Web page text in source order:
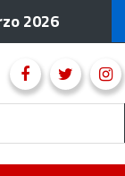
2026